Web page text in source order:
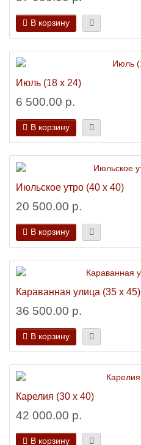
В корзину
Июль (18 х 24)
6 500.00 р.
В корзину
Июльское утро (40 х 40)
20 500.00 р.
В корзину
Караванная улица (35 х 45)
36 500.00 р.
В корзину
Карелия (30 х 40)
42 000.00 р.
В корзину